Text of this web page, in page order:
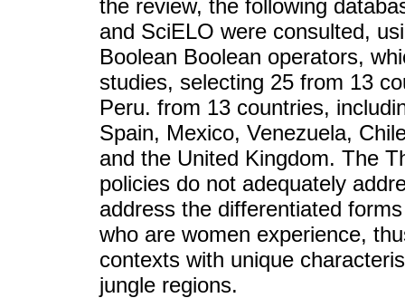
the review, the following
and SciELO were consulted,
Boolean Boolean operators,
studies, selecting 25 from 13
Peru. from 13 countries,
Spain, Mexico, Venezuela,
and the United Kingdom. The
policies do not adequately
address the differentiated
who are women experience,
contexts with unique
jungle regions.